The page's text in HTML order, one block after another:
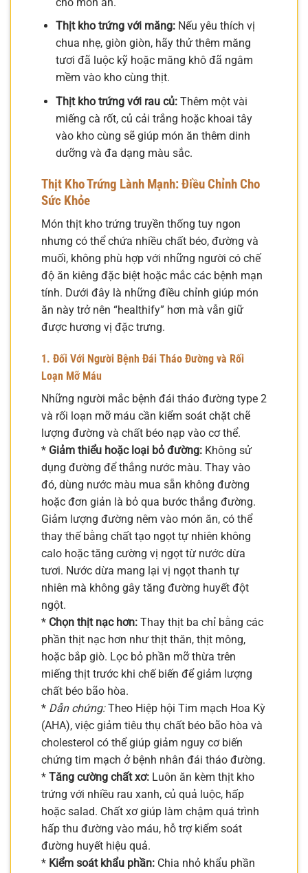
Thịt kho trứng với măng:Nếu yêu thích vị
chua nhẹ, giòn giòn, hãy thử thêm măng
tươi đã luộc kỹ hoặc măng khô đã ngâm
mềm vào kho cùng thịt.
Thịt kho trứng với rau củ:Thêm một vài
miếng cà rốt, củ cải trắng hoặc khoai tây
vào kho cùng sẽ giúp món ăn thêm dinh
dưỡng và đa dạng màu sắc.
Thịt Kho Trứng Lành Mạnh: Điều Chỉnh Cho
Sức Khỏe
Món thịt kho trứng truyền thống tuy ngon
nhưng có thể chứa nhiều chất béo, đường và
muối, không phù hợp với những người có chế
độ ăn kiêng đặc biệt hoặc mắc các bệnh mạn
tính. Dưới đây là những điều chỉnh giúp món
ăn này trở nên “healthify” hơn mà vẫn giữ
được hương vị đặc trưng.
1. Đối Với Người Bệnh Đái Tháo Đường và Rối
Loạn Mỡ Máu
Những người mắc bệnh đái tháo đường type 2
và rối loạn mỡ máu cần kiểm soát chặt chẽ
lượng đường và chất béo nạp vào cơ thể.
* Giảm thiểu hoặc loại bỏ đường: Không sử
dụng đường để thắng nước màu. Thay vào
đó, dùng nước màu mua sẵn không đường
hoặc đơn giản là bỏ qua bước thắng đường.
Giảm lượng đường nêm vào món ăn, có thể
thay thế bằng chất tạo ngọt tự nhiên không
calo hoặc tăng cường vị ngọt từ nước dừa
tươi. Nước dừa mang lại vị ngọt thanh tự
nhiên mà không gây tăng đường huyết đột
ngột.
* Chọn thịt nạc hơn: Thay thịt ba chỉ bằng các
phần thịt nạc hơn như thịt thăn, thịt mông,
hoặc bắp giò. Lọc bỏ phần mỡ thừa trên
miếng thịt trước khi chế biến để giảm lượng
chất béo bão hòa.
* Dẫn chứng:Theo Hiệp hội Tim mạch Hoa Kỳ
(AHA), việc giảm tiêu thụ chất béo bão hòa và
cholesterol có thể giúp giảm nguy cơ biến
chứng tim mạch ở bệnh nhân đái tháo đường.
* Tăng cường chất xơ: Luôn ăn kèm thịt kho
trứng với nhiều rau xanh, củ quả luộc, hấp
hoặc salad. Chất xơ giúp làm chậm quá trình
hấp thu đường vào máu, hỗ trợ kiểm soát
đường huyết hiệu quả.
* Kiểm soát khẩu phần: Chia nhỏ khẩu phần